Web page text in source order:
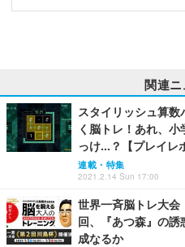
関連ニ
スタイリッシュ算
く脳トレ！あれ、
っけ…？【プレイレ
連載・特集
2021.2.14 Sun 17:00
世界一斉脳トレ大
回、『あつ森』の
成なるか